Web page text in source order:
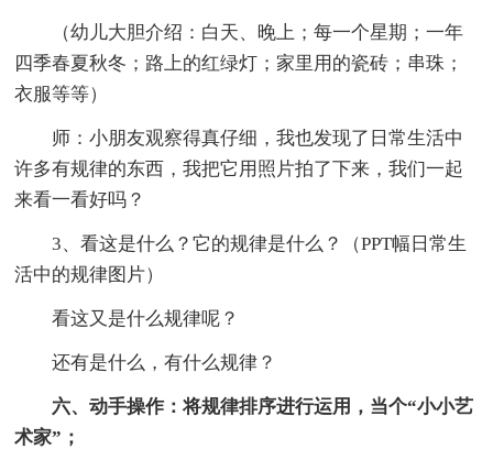
（幼儿大胆介绍：白天、晚上；每一个星期；一年
四季春夏秋冬；路上的红绿灯；家里用的瓷砖；串珠；
衣服等等）
师：小朋友观察得真仔细，我也发现了日常生活中
许多有规律的东西，我把它用照片拍了下来，我们一起
来看一看好吗？
3、看这是什么？它的规律是什么？（PPT幅日常生
活中的规律图片）
看这又是什么规律呢？
还有是什么，有什么规律？
六、动手操作：将规律排序进行运用，当个“小小艺
术家”；